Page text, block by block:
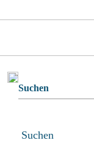
Suchen
Suchen